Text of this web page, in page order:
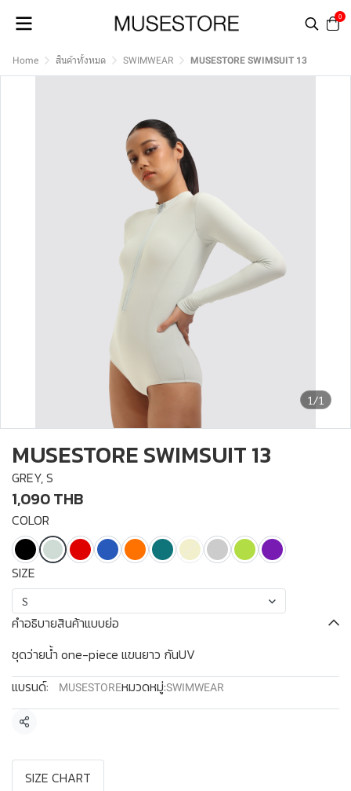
0
Home สินค้าทั้งหมด SWIMWEAR MUSESTORE SWIMSUIT 13
1/1
MUSESTORE SWIMSUIT 13
GREY, S
1,090 THB
COLOR
SIZE
S
คำอธิบายสินค้าแบบย่อ
ชุดว่ายน้ำ one-piece แขนยาว กันUV
แบรนด์:
MUSESTOREหมวดหมู่:SWIMWEAR
แชร์
SIZE CHART